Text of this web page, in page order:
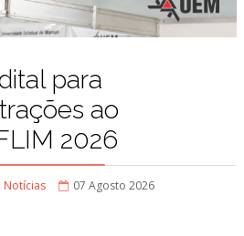
para
ao
2026
Notícias
07 Agosto 2026